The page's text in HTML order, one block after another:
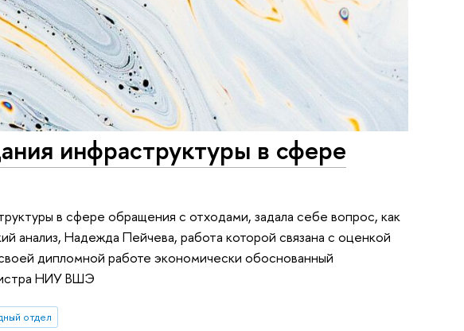
инфраструктуры в сфере
в сфере обращения с отходами, задала себе вопрос, как
анализ, Надежда Пейчева, работа которой связана с оценкой
дипломной работе экономически обоснованный
НИУ ВШЭ
отдел